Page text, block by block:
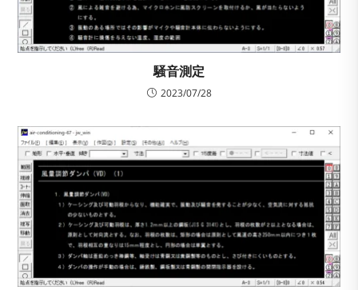
騒音測定
2023/07/28